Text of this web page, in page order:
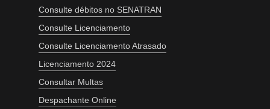
Consulte débitos no SENATRAN
Consulte Licenciamento
Consulte Licenciamento Atrasado
Licenciamento 2024
Consultar Multas
Despachante Online